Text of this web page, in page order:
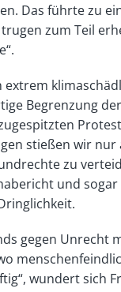
Das führte zu
zum Teil
Begrenzung
stießen wir nur
zu
und
gegen
wundert sich